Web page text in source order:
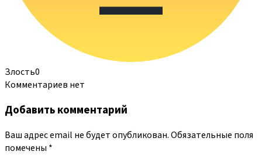
Злость0
Комментариев нет
Добавить комментарий
Ваш адрес email не будет опубликован.Обязательные поля
помечены *